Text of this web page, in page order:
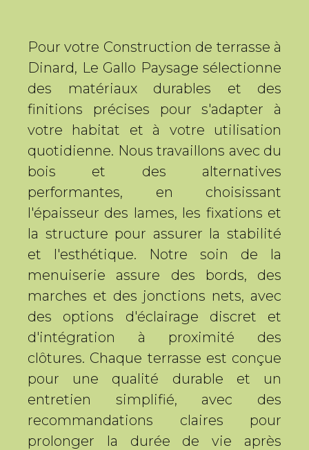
Pour votre Construction de terrasse à
Dinard, Le Gallo Paysage sélectionne
des matériaux durables et des
finitions précises pour s'adapter à
votre habitat et à votre utilisation
quotidienne. Nous travaillons avec du
bois et des alternatives
performantes, en choisissant
l'épaisseur des lames, les fixations et
la structure pour assurer la stabilité
et l'esthétique. Notre soin de la
menuiserie assure des bords, des
marches et des jonctions nets, avec
des options d'éclairage discret et
d'intégration à proximité des
clôtures. Chaque terrasse est conçue
pour une qualité durable et un
entretien simplifié, avec des
recommandations claires pour
prolonger la durée de vie après